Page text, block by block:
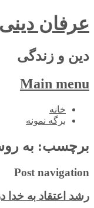
عرفان دینی
دین و زندگی
Main menu
Skip
خانه
برگه نمونه
برچسب: به
Post navigation
رشد اعتقاد به خدا